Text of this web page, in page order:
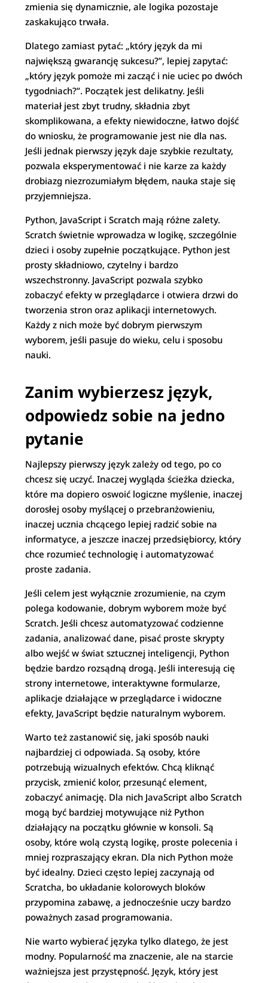
zmienia się dynamicznie, ale logika pozostaje
zaskakująco trwała.
Dlatego zamiast pytać: „który język da mi
największą gwarancję sukcesu?”, lepiej zapytać:
„który język pomoże mi zacząć i nie uciec po dwóch
tygodniach?”. Początek jest delikatny. Jeśli
materiał jest zbyt trudny, składnia zbyt
skomplikowana, a efekty niewidoczne, łatwo dojść
do wniosku, że programowanie jest nie dla nas.
Jeśli jednak pierwszy język daje szybkie rezultaty,
pozwala eksperymentować i nie karze za każdy
drobiazg niezrozumiałym błędem, nauka staje się
przyjemniejsza.
Python, JavaScript i Scratch mają różne zalety.
Scratch świetnie wprowadza w logikę, szczególnie
dzieci i osoby zupełnie początkujące. Python jest
prosty składniowo, czytelny i bardzo
wszechstronny. JavaScript pozwala szybko
zobaczyć efekty w przeglądarce i otwiera drzwi do
tworzenia stron oraz aplikacji internetowych.
Każdy z nich może być dobrym pierwszym
wyborem, jeśli pasuje do wieku, celu i sposobu
nauki.
Zanim wybierzesz język,
odpowiedz sobie na jedno
pytanie
Najlepszy pierwszy język zależy od tego, po co
chcesz się uczyć. Inaczej wygląda ścieżka dziecka,
które ma dopiero oswoić logiczne myślenie, inaczej
dorosłej osoby myślącej o przebranżowieniu,
inaczej ucznia chcącego lepiej radzić sobie na
informatyce, a jeszcze inaczej przedsiębiorcy, który
chce rozumieć technologię i automatyzować
proste zadania.
Jeśli celem jest wyłącznie zrozumienie, na czym
polega kodowanie, dobrym wyborem może być
Scratch. Jeśli chcesz automatyzować codzienne
zadania, analizować dane, pisać proste skrypty
albo wejść w świat sztucznej inteligencji, Python
będzie bardzo rozsądną drogą. Jeśli interesują cię
strony internetowe, interaktywne formularze,
aplikacje działające w przeglądarce i widoczne
efekty, JavaScript będzie naturalnym wyborem.
Warto też zastanowić się, jaki sposób nauki
najbardziej ci odpowiada. Są osoby, które
potrzebują wizualnych efektów. Chcą kliknąć
przycisk, zmienić kolor, przesunąć element,
zobaczyć animację. Dla nich JavaScript albo Scratch
mogą być bardziej motywujące niż Python
działający na początku głównie w konsoli. Są
osoby, które wolą czystą logikę, proste polecenia i
mniej rozpraszający ekran. Dla nich Python może
być idealny. Dzieci często lepiej zaczynają od
Scratcha, bo układanie kolorowych bloków
przypomina zabawę, a jednocześnie uczy bardzo
poważnych zasad programowania.
Nie warto wybierać języka tylko dlatego, że jest
modny. Popularność ma znaczenie, ale na starcie
ważniejsza jest przystępność. Język, który jest